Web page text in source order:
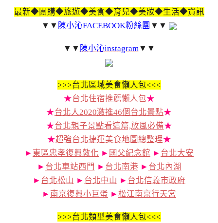
最新◆團購◆旅遊◆美食◆育兒◆美妝◆生活◆資訊
▼▼ 陳小沁FACEBOOK粉絲團 ▼▼
▼▼ 陳小沁instagram▼▼
>>>台北區域美食懶人包<<<
★台北住宿推薦懶人包★
★台北人2020激推46個台北景點★
★台北親子景點看這篇,放風必備★
★超強台北捷運美食地圖總整理★
► 東區忠孝復興敦化 ► 國父紀念館 ► 台北大安
► 台北車站西門 ► 台北南港 ► 台北內湖
► 台北松山 ► 台北中山 ► 台北信義市政府
► 南京復興小巨蛋 ► 松江南京行天宮
>>>台北類型美食懶人包<<<